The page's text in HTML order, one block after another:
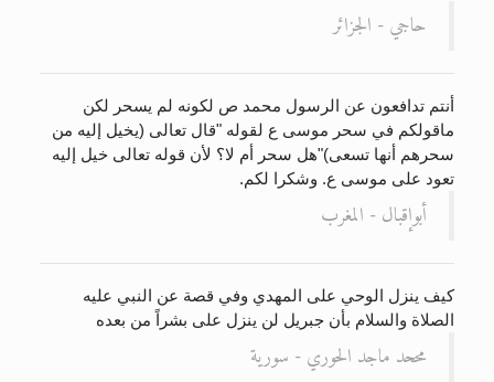
حاجي - الجزائر
أنتم تدافعون عن الرسول محمد ص لكونه لم يسحر لكن
ماقولكم في سحر موسى ع لقوله "قال تعالى (يخيل إليه من
سحرهم أنها تسعى)"هل سحر أم لا؟ لأن قوله تعالى خيل إليه
تعود على موسى ع. وشكرا لكم.
أبوإقبال - المغرب
كيف ينزل الوحي على المهدي وفي قصة عن النبي عليه
الصلاة والسلام بأن جبريل لن ينزل على بشراً من بعده
مححد ماجد الحوري - سورية